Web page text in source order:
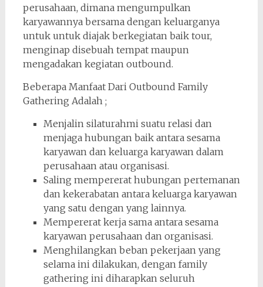
perusahaan, dimana mengumpulkan
karyawannya bersama dengan keluarganya
untuk untuk diajak berkegiatan baik tour,
menginap disebuah tempat maupun
mengadakan kegiatan outbound.
Beberapa Manfaat Dari Outbound Family
Gathering Adalah ;
Menjalin silaturahmi suatu relasi dan
menjaga hubungan baik antara sesama
karyawan dan keluarga karyawan dalam
perusahaan atau organisasi.
Saling mempererat hubungan pertemanan
dan kekerabatan antara keluarga karyawan
yang satu dengan yang lainnya.
Mempererat kerja sama antara sesama
karyawan perusahaan dan organisasi.
Menghilangkan beban pekerjaan yang
selama ini dilakukan, dengan family
gathering ini diharapkan seluruh